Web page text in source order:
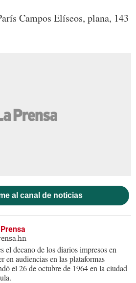
Campos Elíseos, plana, 143
al canal de noticias
el decano de los diarios impresos en
en audiencias en las plataformas
el 26 de octubre de 1964 en la ciudad